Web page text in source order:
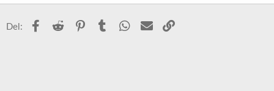
Del: Facebook
Reddit PinterestTumblr WhatsApp
E-post